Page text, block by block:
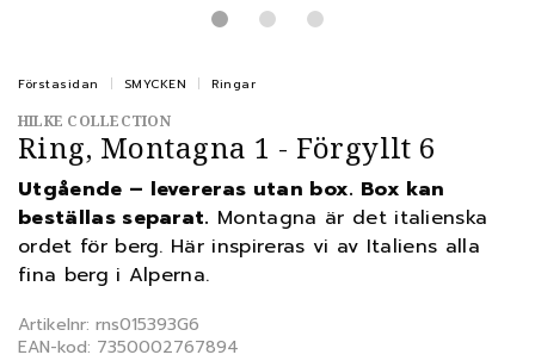
Förstasidan SMYCKEN Ringar
HILKE COLLECTION
Ring, Montagna 1 - Förgyllt 6
Utgående – levereras utan box. Box kan
beställas separat. Montagna är det italienska
ordet för berg. Här inspireras vi av Italiens alla
fina berg i Alperna.
Artikelnr: rns015393G6
EAN-kod: 7350002767894